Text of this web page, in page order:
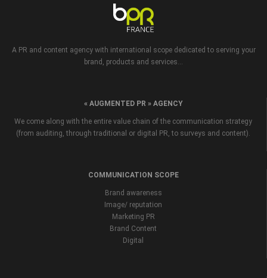
A PR and content agency with international scope dedicated to serving your
brand, products and services...
« AUGMENTED PR » AGENCY
We come along with the entire value chain of the communication strategy
(from auditing, through traditional or digital PR, to surveys and content).
COMMUNICATION SCOPE
Brand awareness
Image/ reputation
Marketing PR
Brand Content
Digital